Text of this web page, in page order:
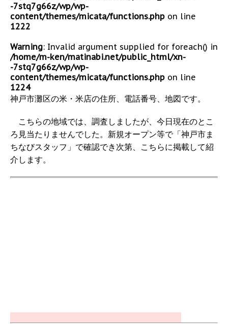
-7stq7g66z/wp/wp-
content/themes/micata/functions.php on line
1222
Warning: Invalid argument supplied for foreach() in
/home/m-ken/matinabi.net/public_html/xn-
-7stq7g66z/wp/wp-
content/themes/micata/functions.php on line
1224
神戸市灘区の米・米店の住所、電話番号、地図です。
こちらの地域では、調査しましたが、今日現在のとこ
ろ見当たりませんでした。新規オープン等で「神戸市ま
ちなびスタッフ」で確認でき次第、こちらに掲載して紹
介します。